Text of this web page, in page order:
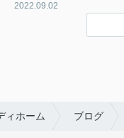
2022.09.02
ィホーム ブログ